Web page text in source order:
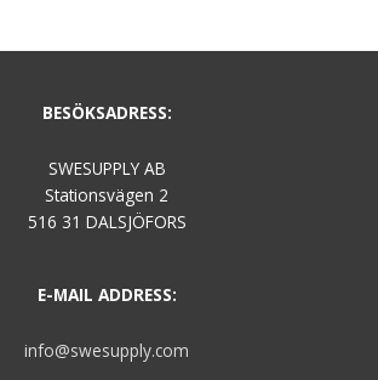
BESÖKSADRESS:
SWESUPPLY AB
Stationsvägen 2
516 31 DALSJÖFORS
E-MAIL ADDRESS:
info@swesupply.com